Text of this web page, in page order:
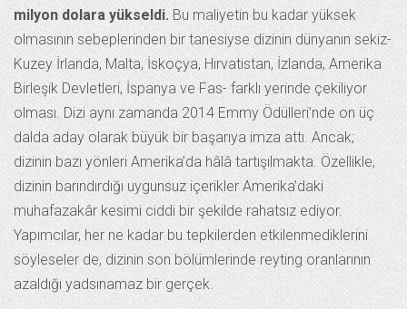
milyon dolara yükseldi. Bu maliyetin bu kadar yüksek
olmasının sebeplerinden bir tanesiyse dizinin dünyanın sekiz-
Kuzey İrlanda, Malta, İskoçya, Hırvatistan, İzlanda, Amerika
Birleşik Devletleri, İspanya ve Fas- farklı yerinde çekiliyor
olması. Dizi aynı zamanda 2014 Emmy Ödülleri’nde on üç
dalda aday olarak büyük bir başarıya imza attı. Ancak;
dizinin bazı yönleri Amerika’da hâlâ tartışılmakta. Özellikle,
dizinin barındırdığı uygunsuz içerikler Amerika’daki
muhafazakâr kesimi ciddi bir şekilde rahatsız ediyor.
Yapımcılar, her ne kadar bu tepkilerden etkilenmediklerini
söyleseler de, dizinin son bölümlerinde reyting oranlarının
azaldığı yadsınamaz bir gerçek.